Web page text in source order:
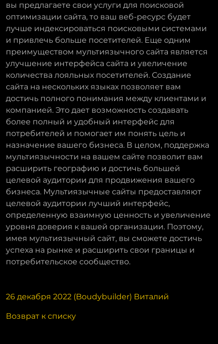
вы предлагаете свои услуги для поисковой
оптимизации сайта, то ваш веб-ресурс будет
лучше индексироваться поисковыми системами
и привлечь больше посетителей. Еще одним
преимуществом мультиязычного сайта является
улучшение интерфейса сайта и увеличение
количества лояльных посетителей. Создание
сайта на нескольких языках позволяет вам
достичь полного понимания между клиентами и
компанией. Это дает возможность создавать
более полный и удобный интерфейс для
потребителей и помогает им понять цель и
назначение вашего бизнеса. В целом, поддержка
мультиязычности на вашем сайте позволит вам
расширить географию и достичь большей
целевой аудитории для продвижения вашего
бизнеса. Мультиязычные сайты предоставляют
целевой аудитории лучший интерфейс,
определенную взаимную ценность и увеличение
уровня доверия к вашей организации. Поэтому,
имея мультиязычный сайт, вы сможете достичь
успеха на рынке и расширить свои границы и
потребительское сообщество.
26 декабря 2022 (Boudybuilder) Виталий
Возврат к списку